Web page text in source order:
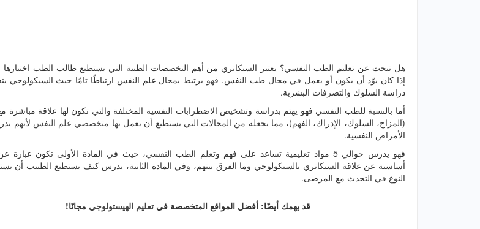
هل تبحث عن تعليم الطب النفسي؟ يعتبر السيكاتري من أهم التخصصات الطبية التي يستطيع طالب الطب
إذا كان يوّد أن يكون أو يعمل في مجال طب النفس. فهو يرتبط بمجال علم النفس ارتباطًا تامًا حيث السيكولوجي
دراسة السلوك والتصرفات البشرية.
أما بالنسبة للطب النفسي فهو يهتم بدراسة وتشخيص الاضطرابات النفسية المختلفة والتي تكون لها علاقة مباشرة
(المزاج، السلوك، الإدراك، الفهم)، مما يجعله من المجالات التي يستطيع أن يعمل بها متخصصي علم النفس لأنهم
الأمراض النفسية.
فهو يدرس حوالي 5 مواد تعليمية تساعد على فهم وتعلم الطب النفسي، حيث في المادة الأولى تكون
أساسية عن علاقة السيكاتري بالسيكولوجي وما الفرق بينهم، وفي المادة الثانية، يدرس كيف يستطيع الطبيب أن
النوع في التحدث مع المرضى.
قد يهمك أيضًا: أفضل المواقع المتخصصة في تعليم الهيستولوجي مجانًا!